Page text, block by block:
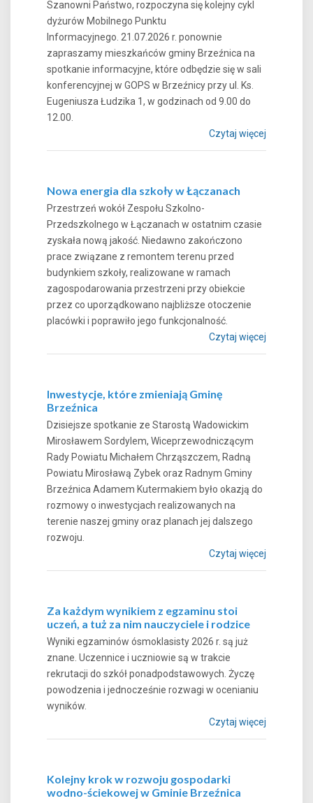
Szanowni Państwo, rozpoczyna się kolejny cykl
dyżurów Mobilnego Punktu
Informacyjnego. 21.07.2026 r. ponownie
zapraszamy mieszkańców gminy Brzeźnica na
spotkanie informacyjne, które odbędzie się w sali
konferencyjnej w GOPS w Brzeźnicy przy ul. Ks.
Eugeniusza Łudzika 1, w godzinach od 9.00 do
12.00.
Czytaj więcej
Nowa energia dla szkoły w Łączanach
Przestrzeń wokół Zespołu Szkolno-
Przedszkolnego w Łączanach w ostatnim czasie
zyskała nową jakość. Niedawno zakończono
prace związane z remontem terenu przed
budynkiem szkoły, realizowane w ramach
zagospodarowania przestrzeni przy obiekcie
przez co uporządkowano najbliższe otoczenie
placówki i poprawiło jego funkcjonalność.
Czytaj więcej
Inwestycje, które zmieniają Gminę
Brzeźnica
Dzisiejsze spotkanie ze Starostą Wadowickim
Mirosławem Sordylem, Wiceprzewodniczącym
Rady Powiatu Michałem Chrząszczem, Radną
Powiatu Mirosławą Zybek oraz Radnym Gminy
Brzeźnica Adamem Kutermakiem było okazją do
rozmowy o inwestycjach realizowanych na
terenie naszej gminy oraz planach jej dalszego
rozwoju.
Czytaj więcej
Za każdym wynikiem z egzaminu stoi
uczeń, a tuż za nim nauczyciele i rodzice
Wyniki egzaminów ósmoklasisty 2026 r. są już
znane. Uczennice i uczniowie są w trakcie
rekrutacji do szkół ponadpodstawowych. Życzę
powodzenia i jednocześnie rozwagi w ocenianiu
wyników.
Czytaj więcej
Kolejny krok w rozwoju gospodarki
wodno-ściekowej w Gminie Brzeźnica